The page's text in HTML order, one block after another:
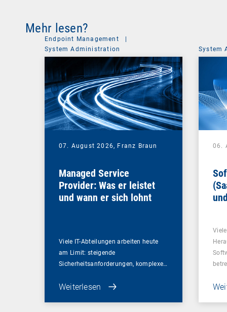
Mehr lesen?
Endpoint Management
System Administration
07. August 2026, Franz Braun
Managed Service
Provider: Was er leistet
und wann er sich lohnt
Viele IT-Abteilungen arbeiten heute
am Limit: steigende
Sicherheitsanforderungen, komplexe…
Weiterlesen
System
06.